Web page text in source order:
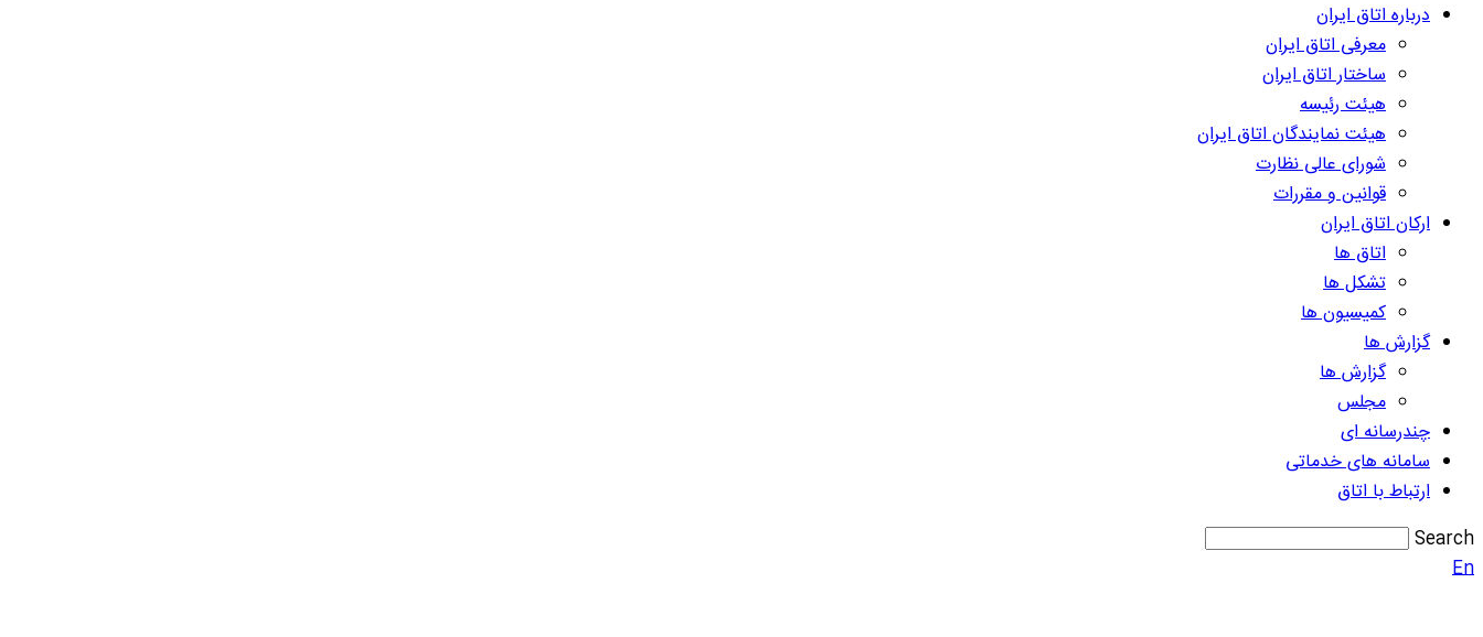
درباره اتاق ایران
معرفی اتاق ایران
ساختار اتاق ایران
هیئت رئیسه
هیئت نمایندگان اتاق ایران
شورای عالی نظارت
قوانین و مقررات
ارکان اتاق ایران
اتاق ها
تشکل ها
کمیسیون ها
گزارش ها
گزارش ها
مجلس
چندرسانه ای
سامانه های خدماتی
ارتباط با اتاق
Search
En